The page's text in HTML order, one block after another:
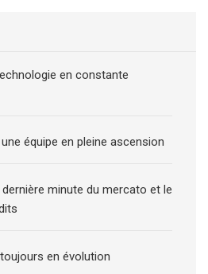
en constante
équipe en pleine ascension
minute du mercato et le
en évolution